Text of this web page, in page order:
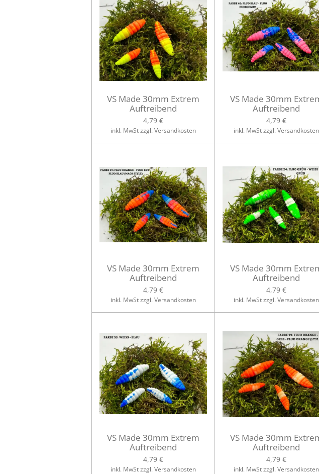
VS Made 30mm Extrem
Auftreibend
4,79 €
inkl. MwSt zzgl. Versandkosten
VS Made 30mm
Auftreibend
4,79 €
inkl. MwSt zzgl. Versandkosten
VS Made 30mm Extrem
Auftreibend
4,79 €
inkl. MwSt zzgl. Versandkosten
VS Made 30mm
Auftreibend
4,79 €
inkl. MwSt zzgl. Versandkosten
VS Made 30mm Extrem
Auftreibend
4,79 €
inkl. MwSt zzgl. Versandkosten
VS Made 30mm
Auftreibend
4,79 €
inkl. MwSt zzgl. Versandkosten